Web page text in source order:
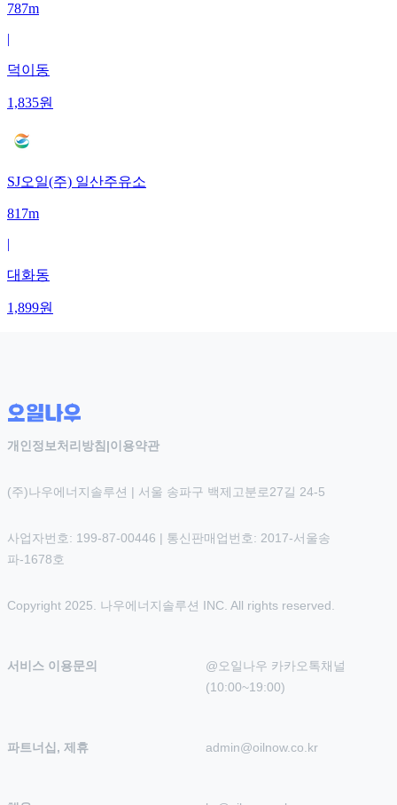
787m
|
덕이동
1,835원
SJ오일(주) 일산주유소
817m
|
대화동
1,899원
개인정보처리방침 |이용약관
(주)나우에너지솔루션 | 서울 송파구 백제고분로27길 24-5
사업자번호: 199-87-00446 | 통신판매업번호: 2017-서울송
파-1678호
Copyright 2025. 나우에너지솔루션 INC. All rights reserved.
서비스 이용문의
@오일나우 카카오톡채널
(10:00~19:00)
파트너십, 제휴 admin@oilnow.co.kr